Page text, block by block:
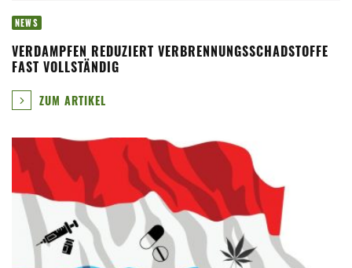
NEWS
VERDAMPFEN REDUZIERT VERBRENNUNGSSCHADSTOFFE
FAST VOLLSTÄNDIG
ZUM ARTIKEL